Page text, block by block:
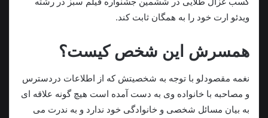
ویدئو ارت خود را به همگان ثابت کند.
همسرش این شخص کیست؟
نغمه مقصودلو با توجه به شخصیتش که از اطلاعات دردسترس
و مصاحبه با خانواده وی به دست آمده است هیچ گونه علاقه ای
به بیان مسائل شخصی و خانوادگی خود ندارد و به ندرت می